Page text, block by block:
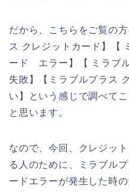
だから、こちらをご覧の
ス クレジットカード】【
ード エラー】【 ミラブ
失敗】【ミラブルプラス
い】という感じで調べて
と思います。
なので、今回、クレジッ
る人のために、ミラブル
ードエラーが発生した時